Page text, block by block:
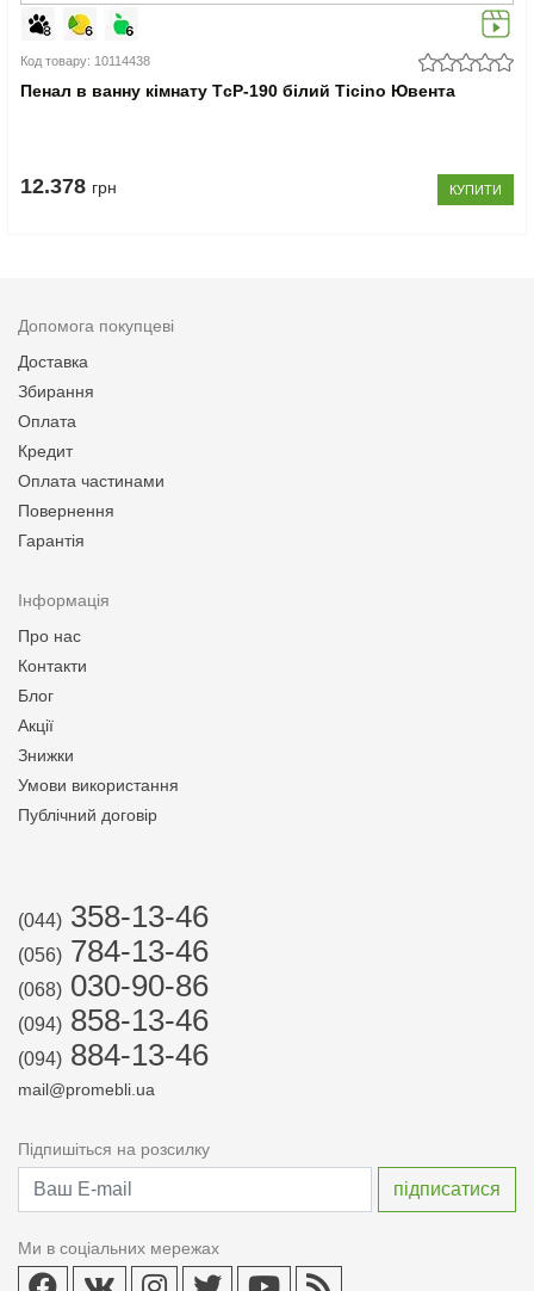
Код товару: 10114438
Пенал в ванну кімнату TсP-190 білий Ticino Ювента
12.378 грн КУПИТИ
Допомога покупцеві
Доставка
Збирання
Оплата
Кредит
Оплата частинами
Повернення
Гарантія
Інформація
Про нас
Контакти
Блог
Акції
Знижки
Умови використання
Публічний договір
(044) 358-13-46
(056) 784-13-46
(068) 030-90-86
(094) 858-13-46
(094) 884-13-46
mail@promebli.ua
Підпишіться на розсилку
Ми в соціальних мережах